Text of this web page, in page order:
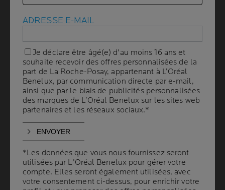
CRÈME SOLAIRE POUR
LES PEAUX
GRASSES ET SUJETTES À
L'ACNÉ
4 min. de lecture| By La Roche-Posay| 17 janvier 2025
Vous avez du mal à choisir la bonne crème solaire pour
une peau grasse et sujette à l'acné ? Lisez la suite.
Notre guide complet sur les crèmes solaires pour peaux
grasses regorge de conseils et d'astuces utiles pour
protéger votre peau, sans sensation de gras, de lourdeur
ou de risque de nouvelles éruptions.
ADRESSE E-MAIL
Je déclare être âgé(e) d'au moins 16 ans et
souhaite recevoir des offres personnalisées de la
part de La Roche-Posay, appartenant à L’Oréal
Benelux, par communication directe par e-mail,
ainsi que par le biais de publicités personnalisées
des marques de L’Oréal Benelux sur les sites web
partenaires et les réseaux sociaux.*
*Les données que vous nous fournissez seront
utilisées par L'Oréal Benelux pour gérer votre
compte. Elles seront également utilisées, avec
votre consentement ci-dessus, pour enrichir votre
ADRESSE E-MAIL
Je déclare être âgé(e) d'au moins 16 ans et
souhaite recevoir des offres personnalisées de la
part de La Roche-Posay, appartenant à L’Oréal
Benelux, par communication directe par e-mail,
ainsi que par le biais de publicités personnalisées
des marques de L’Oréal Benelux sur les sites web
partenaires et les réseaux sociaux.*
*Les données que vous nous fournissez seront
utilisées par L'Oréal Benelux pour gérer votre
compte. Elles seront également utilisées, avec
votre consentement ci-dessus, pour enrichir votre